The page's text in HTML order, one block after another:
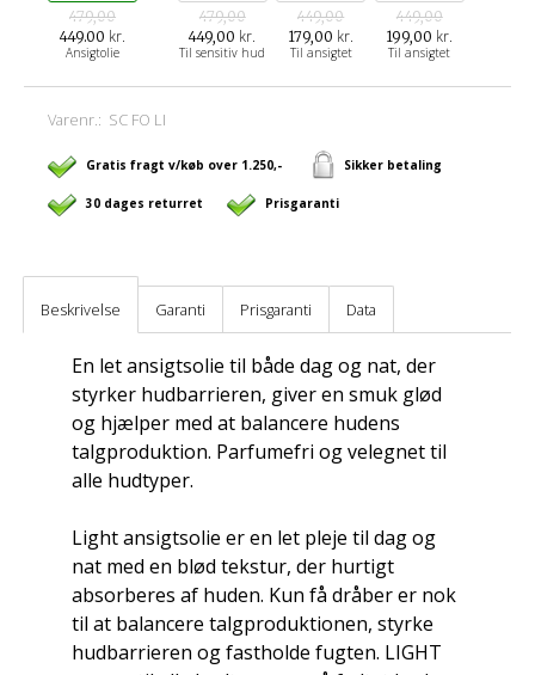
479,00
449.00 kr.
Ansigtolie
479,00
449,00 kr.
Til sensitiv hud
449,00
179,00 kr.
Til ansigtet
449,00
199,00 kr.
Til ansigtet
Varenr.: SC FO LI
Gratis fragt v/køb over 1.250,- Sikker betaling
30 dages returret Prisgaranti
Beskrivelse Garanti Prisgaranti Data
En let ansigtsolie til både dag og nat, der
styrker hudbarrieren, giver en smuk glød
og hjælper med at balancere hudens
talgproduktion. Parfumefri og velegnet til
alle hudtyper.
Light ansigtsolie er en let pleje til dag og
nat med en blød tekstur, der hurtigt
absorberes af huden. Kun få dråber er nok
til at balancere talgproduktionen, styrke
hudbarrieren og fastholde fugten. LIGHT